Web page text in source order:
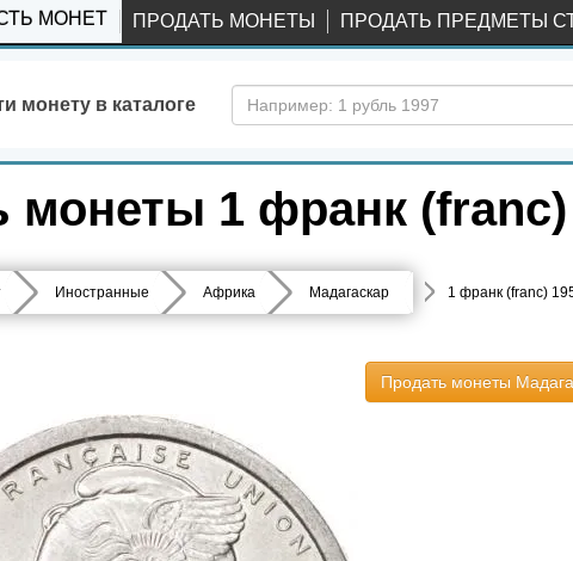
МОНЕТ ПРОДАТЬ МОНЕТЫ ПРОДАТЬ ПРЕДМЕТЫ
монету в каталоге
монеты 1 франк (franc)
Иностранные Африка Мадагаскар 1 франк (franc)
Продать монеты